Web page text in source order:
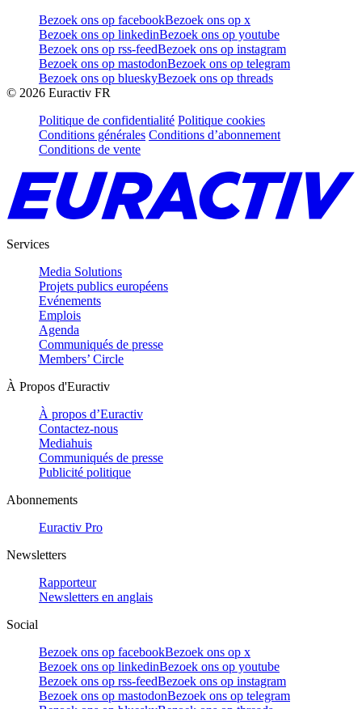
Bezoek ons op facebookBezoek ons op x
Bezoek ons op linkedinBezoek ons op youtube
Bezoek ons op rss-feedBezoek ons op instagram
Bezoek ons op mastodonBezoek ons op telegram
Bezoek ons op blueskyBezoek ons op threads
© 2026 Euractiv FR
Politique de confidentialité Politique cookies
Conditions générales Conditions d’abonnement
Conditions de vente
Services
Media Solutions
Projets publics européens
Evénements
Emplois
Agenda
Communiqués de presse
Members’ Circle
À Propos d'Euractiv
À propos d’Euractiv
Contactez-nous
Mediahuis
Communiqués de presse
Publicité politique
Abonnements
Euractiv Pro
Newsletters
Rapporteur
Newsletters en anglais
Social
Bezoek ons op facebookBezoek ons op x
Bezoek ons op linkedinBezoek ons op youtube
Bezoek ons op rss-feedBezoek ons op instagram
Bezoek ons op mastodonBezoek ons op telegram